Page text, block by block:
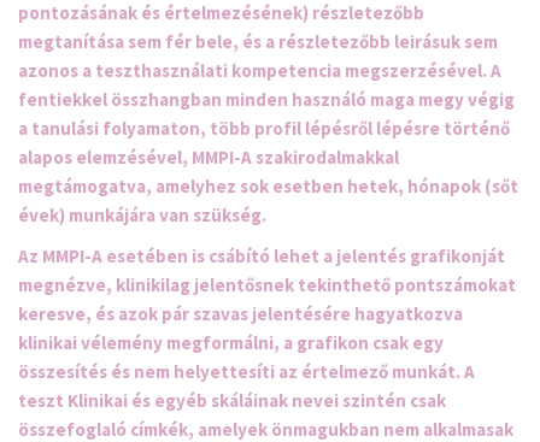
pontozásának és értelmezésének) részletezőbb
megtanítása sem fér bele, és a részletezőbb leirásuk sem
azonos a teszthasználati kompetencia megszerzésével. A
fentiekkel összhangban minden használó maga megy végig
a tanulási folyamaton, több profil lépésről lépésre történő
alapos elemzésével, MMPI-A szakirodalmakkal
megtámogatva, amelyhez sok esetben hetek, hónapok (sőt
évek) munkájára van szükség.
Az MMPI-A esetében is csábító lehet a jelentés grafikonját
megnézve, klinikilag jelentősnek tekinthető pontszámokat
keresve, és azok pár szavas jelentésére hagyatkozva
klinikai vélemény megformálni, a grafikon csak egy
összesítés és nem helyettesíti az értelmező munkát. A
teszt Klinikai és egyéb skáláinak nevei szintén csak
összefoglaló címkék, amelyek önmagukban nem alkalmasak